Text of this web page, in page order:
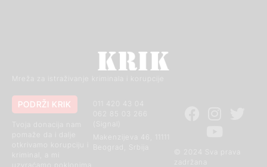
Mreža za istraživanje kriminala i korupcije
© 2024 Sva prava
011 420 43 04
Makenzijeva 46, 11111
PODRŽI KRIK
otkrivamo korupciju i
kriminal, a mi
uzvraćamo poklonima